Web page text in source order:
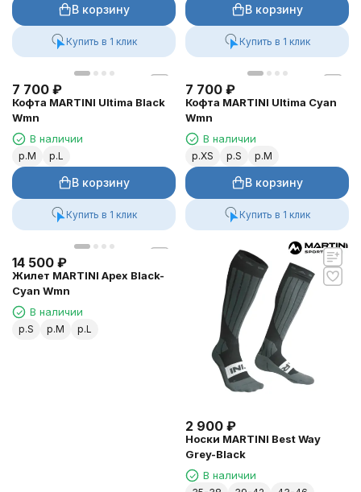
В корзину
Купить в 1 клик
В корзину
Купить в 1 клик
7 700 ₽
Кофта MARTINI Ultima Black
Wmn
В наличии
р.M р.L
В корзину
Купить в 1 клик
7 700 ₽
Кофта MARTINI Ultima Cyan
Wmn
В наличии
р.XS р.S р.M
В корзину
Купить в 1 клик
14 500 ₽
Жилет MARTINI Apex Black-
Cyan Wmn
В наличии
р.S р.M р.L
2 900 ₽
Носки MARTINI Best Way
Grey-Black
В наличии